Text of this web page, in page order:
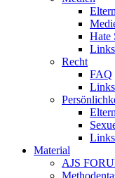
Hate
Links
Recht
FAQ
Material
AJS